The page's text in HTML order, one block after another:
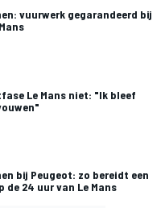
vuurwerk gegarandeerd bij
Le Mans niet: "Ik bleef
bij Peugeot: zo bereidt een
de 24 uur van Le Mans